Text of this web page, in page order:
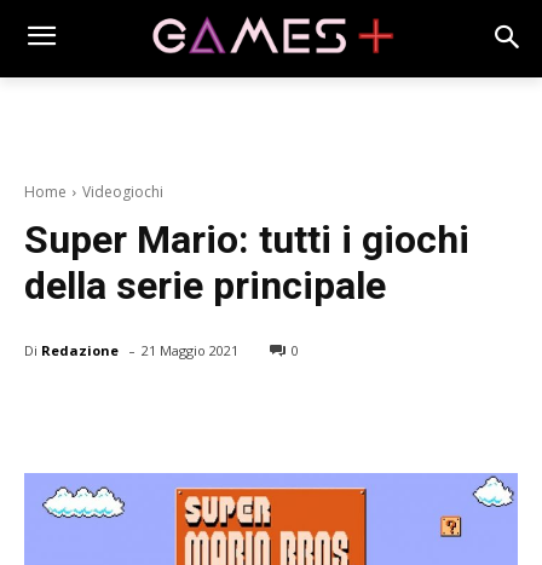
Home Videogiochi
Super Mario: tutti i giochi
della serie principale
Di Redazione - 21 Maggio 2021 0